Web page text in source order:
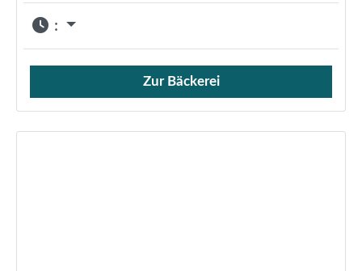
:
Verkauf von Brötchen,
Zur Bäckerei